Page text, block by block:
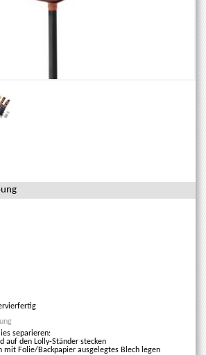
separieren:
auf den Lolly-Ständer stecken
mit Folie/Backpapier ausgelegtes Blech legen